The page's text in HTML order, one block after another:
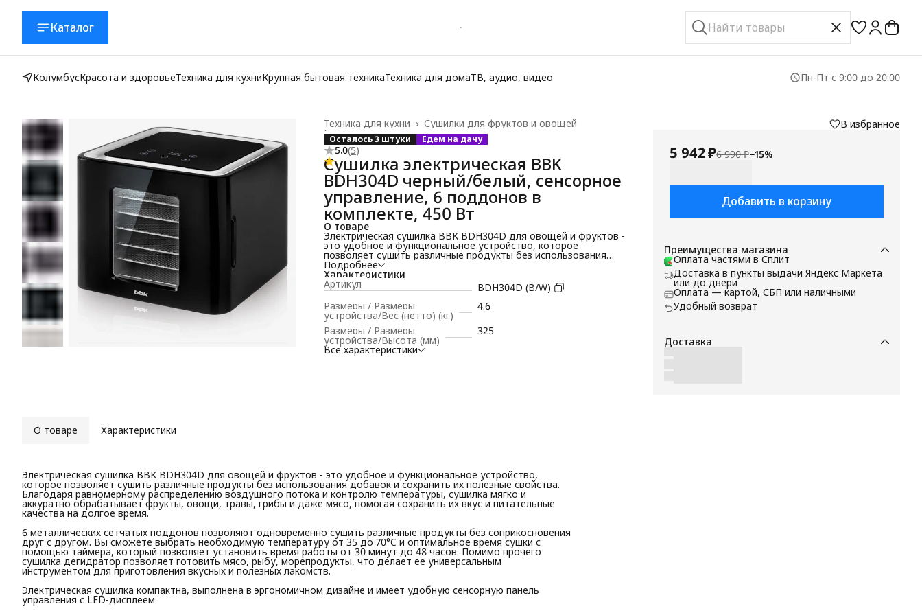
Каталог
КолумбусКрасота и здоровьеТехника для кухниКрупная бытовая техникаТехника для домаТВ, аудио, видео Пн-Пт с 9:00 до 20:00
Сушилки для фруктов и овощей
Техника для кухни ›
Главная ›
Осталось 3 штуки Едем на дачу
5.0(5)
Сушилка электрическая BBK
BDH304D черный/белый, сенсорное
управление, 6 поддонов в
комплекте, 450 Вт
О товаре
Электрическая сушилка BBK BDH304D для овощей и фруктов -
это удобное и функциональное устройство, которое
позволяет сушить различные продукты без использования
добавок и сохранить их полезные свойства. Благодаря
равномерному распределению воздушного потока и контролю
температуры, сушилка мягко и аккуратно обрабатывает
фрукты, овощи, травы, грибы и даже мясо, помогая сохранить
их вкус и питательные качества на долгое время.
6 металлических сетчатых поддонов позволяют
одновременно сушить различные продукты без
соприкосновения друг с другом. Вы сможете выбрать
необходимую температуру от 35 до 70°C и оптимальное
время сушки с помощью таймера, который позволяет
установить время работы от 30 минут до 48 часов. Помимо
Подробнее
Характеристики
Артикул
BDH304D (B/W)
Размеры / Размеры
устройства/Вес (нетто) (кг)
4.6
Размеры / Размеры
устройства/Высота (мм)
325
Все характеристики
В избранное
5 942 ₽6 990 ₽−15%
Добавить в корзину
Преимущества магазина
Оплата частями в Сплит
Доставка в пункты выдачи Яндекс Маркета
или до двери
Оплата — картой, СБП или наличными
Удобный возврат
Доставка
О товаре Характеристики
Электрическая сушилка BBK BDH304D для овощей и фруктов - это удобное и функциональное устройство,
которое позволяет сушить различные продукты без использования добавок и сохранить их полезные свойства.
Благодаря равномерному распределению воздушного потока и контролю температуры, сушилка мягко и
аккуратно обрабатывает фрукты, овощи, травы, грибы и даже мясо, помогая сохранить их вкус и питательные
качества на долгое время.
6 металлических сетчатых поддонов позволяют одновременно сушить различные продукты без соприкосновения
друг с другом. Вы сможете выбрать необходимую температуру от 35 до 70°C и оптимальное время сушки с
помощью таймера, который позволяет установить время работы от 30 минут до 48 часов. Помимо прочего
сушилка дегидратор позволяет готовить мясо, рыбу, морепродукты, что делает ее универсальным
инструментом для приготовления вкусных и полезных лакомств.
Электрическая сушилка компактна, выполнена в эргономичном дизайне и имеет удобную сенсорную панель
управления с LED-дисплеем